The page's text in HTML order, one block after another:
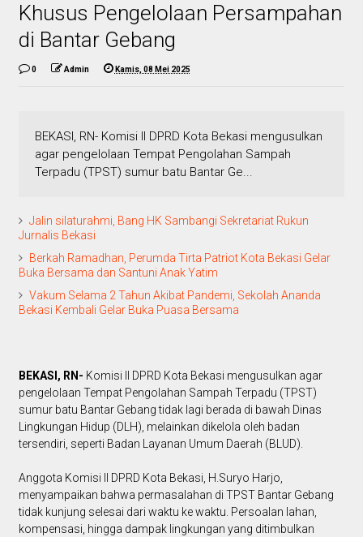
Khusus Pengelolaan Persampahan
di Bantar Gebang
0 Admin Kamis, 08 Mei 2025
BEKASI, RN- Komisi II DPRD Kota Bekasi mengusulkan
agar pengelolaan Tempat Pengolahan Sampah
Terpadu (TPST) sumur batu Bantar Ge...
Jalin silaturahmi, Bang HK Sambangi Sekretariat Rukun
Jurnalis Bekasi
Berkah Ramadhan, Perumda Tirta Patriot Kota Bekasi Gelar
Buka Bersama dan Santuni Anak Yatim
Vakum Selama 2 Tahun Akibat Pandemi, Sekolah Ananda
Bekasi Kembali Gelar Buka Puasa Bersama
BEKASI, RN- Komisi II DPRD Kota Bekasi mengusulkan agar
pengelolaan Tempat Pengolahan Sampah Terpadu (TPST)
sumur batu Bantar Gebang tidak lagi berada di bawah Dinas
Lingkungan Hidup (DLH), melainkan dikelola oleh badan
tersendiri, seperti Badan Layanan Umum Daerah (BLUD).
Anggota Komisi II DPRD Kota Bekasi, H.Suryo Harjo,
menyampaikan bahwa permasalahan di TPST Bantar Gebang
tidak kunjung selesai dari waktu ke waktu. Persoalan lahan,
kompensasi, hingga dampak lingkungan yang ditimbulkan